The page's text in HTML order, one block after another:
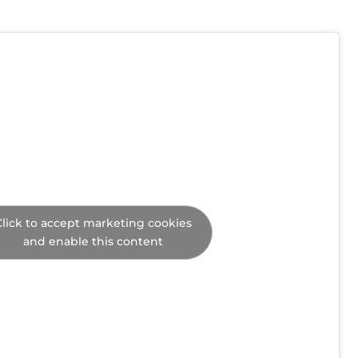
to accept marketing cookies
and enable this content